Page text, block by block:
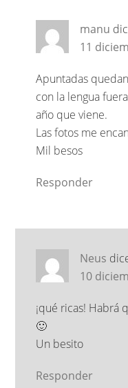
manu
11
Apuntadas
con la lengua
año que viene.
Las fotos me
Mil besos
Responder
Neus
10
¡qué ricas! Habrá
🙂
Un besito
Responder